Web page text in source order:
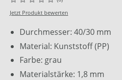
Jetzt Produkt bewerten
Durchmesser: 40/30 mm
Material: Kunststoff (PP)
Farbe: grau
Materialstärke: 1,8 mm